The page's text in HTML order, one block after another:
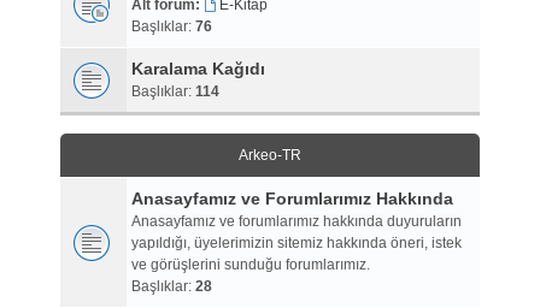
Alt forum:
E-Kitap
Başlıklar: 76
Karalama Kağıdı
Başlıklar: 114
Arkeo-TR
Anasayfamız ve Forumlarımız Hakkında
Anasayfamız ve forumlarımız hakkında duyuruların
yapıldığı, üyelerimizin sitemiz hakkında öneri, istek
ve görüşlerini sunduğu forumlarımız.
Başlıklar: 28